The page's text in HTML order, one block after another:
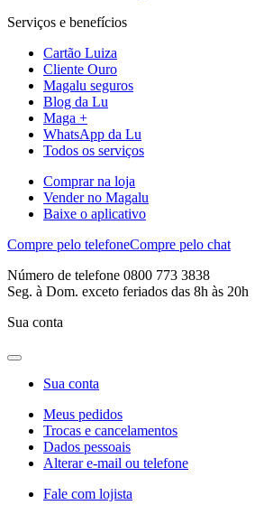
Serviços e benefícios
Cartão Luiza
Cliente Ouro
Magalu seguros
Blog da Lu
Maga +
WhatsApp da Lu
Todos os serviços
Comprar na loja
Vender no Magalu
Baixe o aplicativo
Compre pelo telefoneCompre pelo chat
Número de telefone 0800 773 3838
Seg. à Dom. exceto feriados das 8h às 20h
Sua conta
Sua conta
Meus pedidos
Trocas e cancelamentos
Dados pessoais
Alterar e-mail ou telefone
Fale com lojista